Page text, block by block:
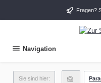
Fragen?
Navigation
Sie sind hier: